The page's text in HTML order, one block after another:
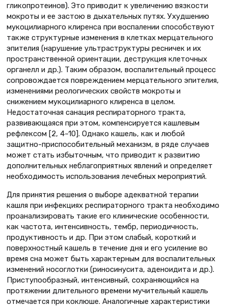
гликопротеинов). Это приводит к увеличению вязкости
мокроты и ее застою в дыхательных путях. Ухудшению
мукоцилиарного клиренса при воспалении способствуют
также структурные изменения в клетках мерцательного
эпителия (нарушение ультраструктуры ресничек и их
пространственной ориентации, деструкция клеточных
органелл и др.). Таким образом, воспалительный процесс
сопровождается повреждением мерцательного эпителия,
изменениями реологических свойств мокроты и
снижением мукоцилиарного клиренса в целом.
Недостаточная санация респираторного тракта,
развивающаяся при этом, компенсируется кашлевым
рефлексом [2, 4–10]. Однако кашель, как и любой
защитно-приспособительный механизм, в ряде случаев
может стать избыточным, что приводит к развитию
дополнительных неблагоприятных явлений и определяет
необходимость использования лечебных мероприятий.
Для принятия решения о выборе адекватной терапии
кашля при инфекциях респираторного тракта необходимо
проанализировать такие его клинические особенности,
как частота, интенсивность, тембр, периодичность,
продуктивность и др. При этом слабый, короткий и
поверхностный кашель в течение дня и его усиление во
время сна может быть характерным для воспалительных
изменений носоглотки (риносинусита, аденоидита и др.).
Приступообразный, интенсивный, сохраняющийся на
протяжении длительного времени мучительный кашель
отмечается при коклюше. Аналогичные характеристики